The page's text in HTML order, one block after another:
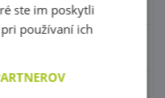
ste im poskytli
používaní ich